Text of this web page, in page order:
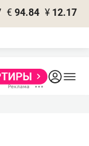
€ 94.84 ¥ 12.17